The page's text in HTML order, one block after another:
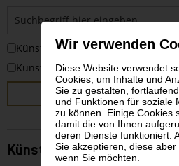
Wir verwenden
Diese Website verwendet
Cookies, um Inhalte und
Sie zu gestalten,
und Funktionen für soziale
zu können. Einige Cookies
damit die von Ihnen
deren Dienste funktioniert.
Sie akzeptieren, diese aber
wenn Sie möchten.
KünstlerInnen
Kunstwerke
SUCHEN
KünstlerInnen alphabetisch